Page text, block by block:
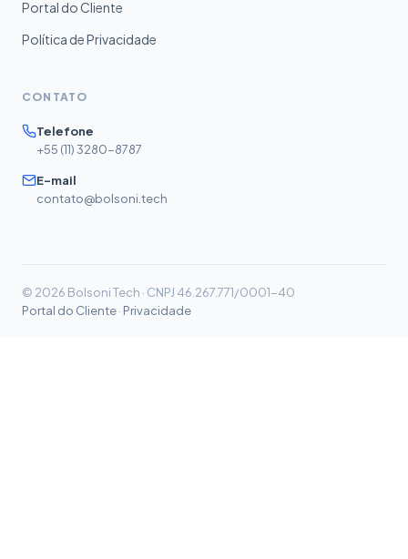
Portal do Cliente
Política de Privacidade
CONTATO
Telefone
+55 (11) 3280-8787
E-mail
contato@bolsoni.tech
© 2026 Bolsoni Tech · CNPJ 46.267.771/0001-40
Portal do Cliente· Privacidade